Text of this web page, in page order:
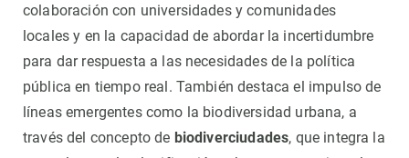
colaboración con universidades y comunidades
locales y en la capacidad de abordar la incertidumbre
para dar respuesta a las necesidades de la política
pública en tiempo real. También destaca el impulso de
líneas emergentes como la biodiversidad urbana, a
través del concepto de biodiverciudades, que integra la